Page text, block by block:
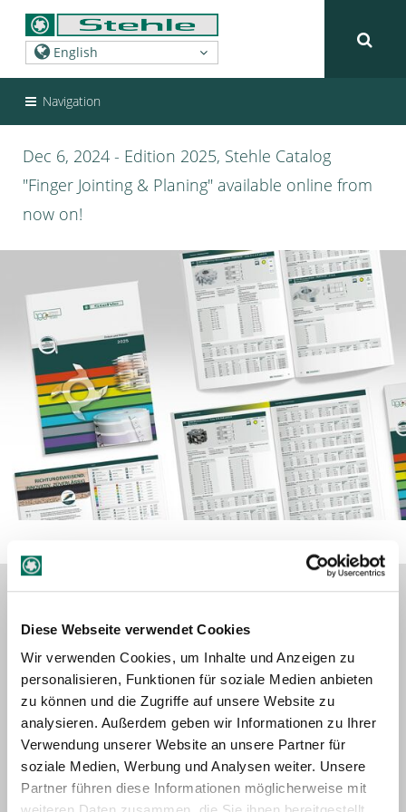
Diese Webseite verwendet Cookies
Wir verwenden Cookies, um Inhalte und Anzeigen zu
personalisieren, Funktionen für soziale Medien anbieten
zu können und die Zugriffe auf unsere Website zu
analysieren. Außerdem geben wir Informationen zu Ihrer
Verwendung unserer Website an unsere Partner für
soziale Medien, Werbung und Analysen weiter. Unsere
Partner führen diese Informationen möglicherweise mit
Navigation
Dec 6, 2024 - Edition 2025, Stehle Catalog
"Finger Jointing & Planing" available online from
now on!
Finger jointing cutters, finger jointers disc type cutters,
Jointing & Planing 2025" catalog brings together innovative
and proven products. The new catalog is now available
online!
Innovations 2025
Finger jointing cutting geometries for the production of
PUR joints, one and the same cutter for fiber-containing
and fiberless glues